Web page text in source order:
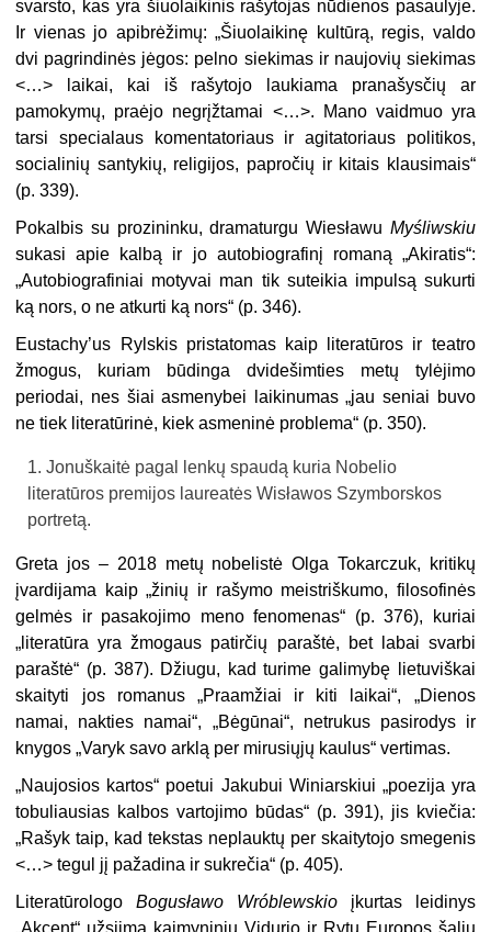
svarsto, kas yra šiuolaikinis rašytojas nūdienos pasaulyje.
Ir vienas jo apibrėžimų: „Šiuolaikinę kultūrą, regis, valdo
dvi pagrindinės jėgos: pelno siekimas ir naujovių siekimas
<…> laikai, kai iš rašytojo laukiama pranašysčių ar
pamokymų, praėjo negrįžtamai <…>. Mano vaidmuo yra
tarsi specialaus komentatoriaus ir agitatoriaus politikos,
socialinių santykių, religijos, papročių ir kitais klausimais“
(p. 339).
Pokalbis su prozininku, dramaturgu Wiesławu Myśliwskiu
sukasi apie kalbą ir jo autobiografinį romaną „Akiratis“:
„Autobiografiniai motyvai man tik suteikia impulsą sukurti
ką nors, o ne atkurti ką nors“ (p. 346).
Eustachy’us Rylskis pristatomas kaip literatūros ir teatro
žmogus, kuriam būdinga dvidešimties metų tylėjimo
periodai, nes šiai asmenybei laikinumas „jau seniai buvo
ne tiek literatūrinė, kiek asmeninė problema“ (p. 350).
Jonuškaitė pagal lenkų spaudą kuria Nobelio
literatūros premijos laureatės Wisławos Szymborskos
portretą.
Greta jos – 2018 metų nobelistė Olga Tokarczuk, kritikų
įvardijama kaip „žinių ir rašymo meistriškumo, filosofinės
gelmės ir pasakojimo meno fenomenas“ (p. 376), kuriai
„literatūra yra žmogaus patirčių paraštė, bet labai svarbi
paraštė“ (p. 387). Džiugu, kad turime galimybę lietuviškai
skaityti jos romanus „Praamžiai ir kiti laikai“, „Dienos
namai, nakties namai“, „Bėgūnai“, netrukus pasirodys ir
knygos „Varyk savo arklą per mirusiųjų kaulus“ vertimas.
„Naujosios kartos“ poetui Jakubui Winiarskiui „poezija yra
tobuliausias kalbos vartojimo būdas“ (p. 391), jis kviečia:
„Rašyk taip, kad tekstas neplauktų per skaitytojo smegenis
<…> tegul jį pažadina ir sukrečia“ (p. 405).
LiteratūrologoBogusławo Wróblewskio įkurtas leidinys
„Akcent“ užsiima kaimyninių Vidurio ir Rytų Europos šalių